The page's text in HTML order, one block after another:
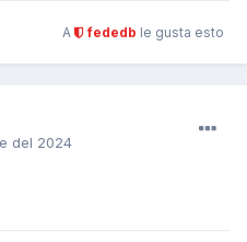
A fededb le gusta esto
del 2024